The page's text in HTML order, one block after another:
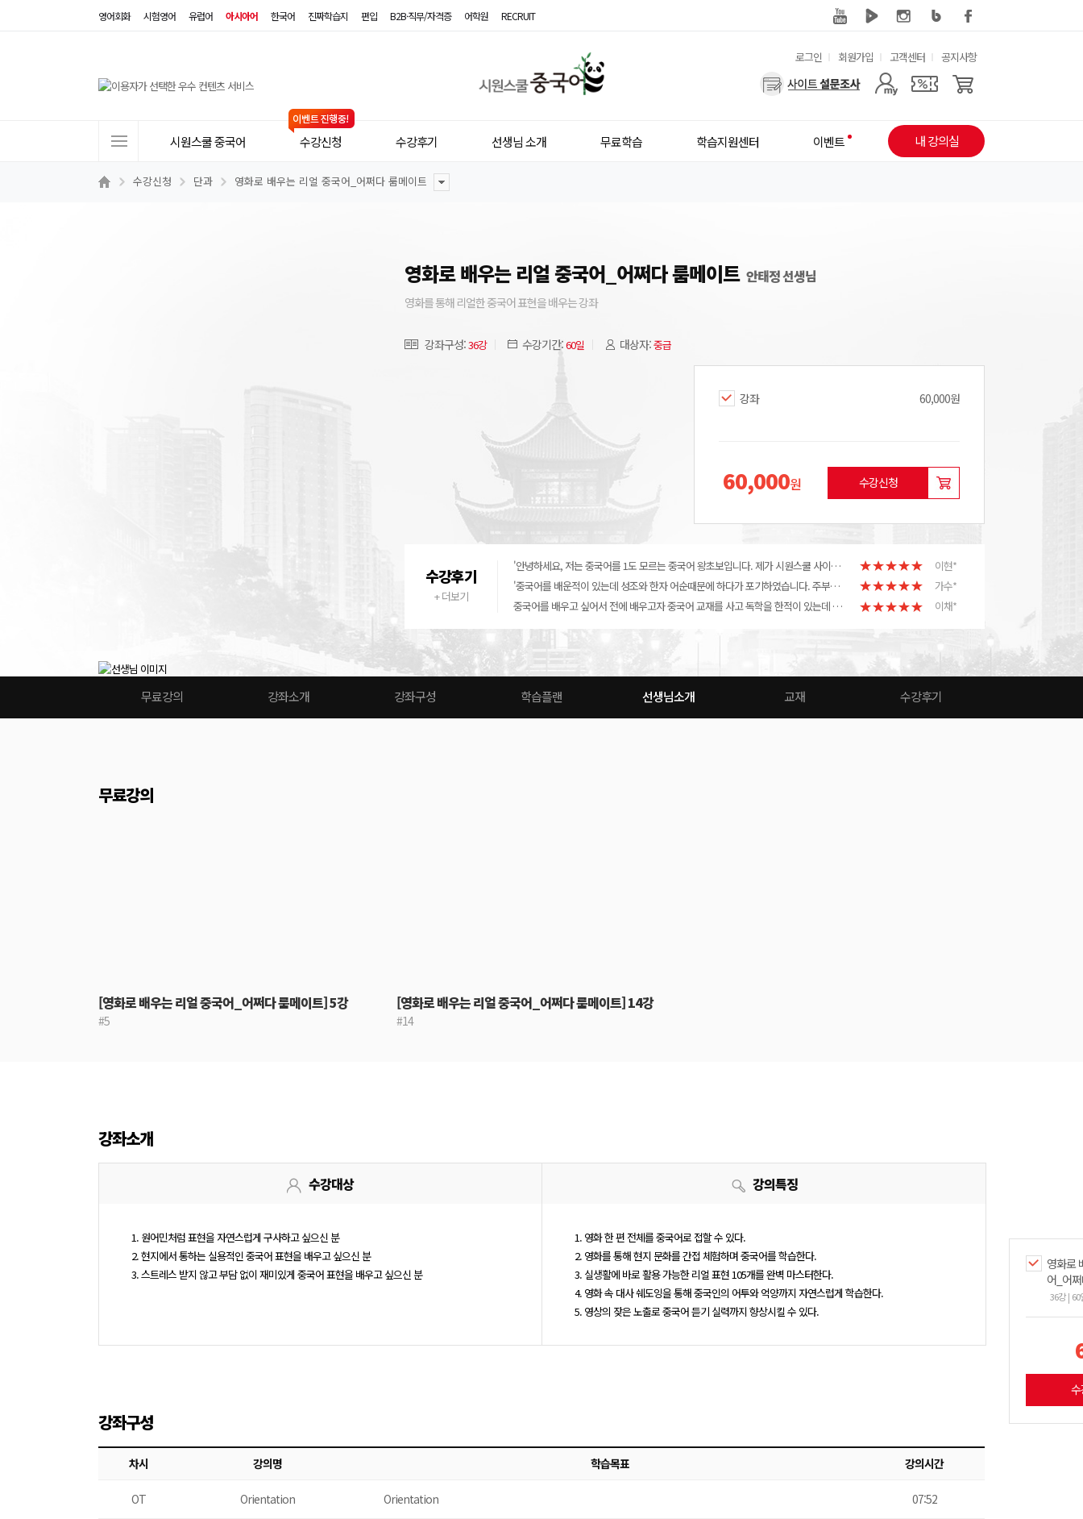
영어회화 시험영어 유럽어 아시아어 한국어 진짜학습지 편입 B2B·직무/자격증 어학원 RECRUIT
중
유
용
로그인 회원가입 고객센터 공지사항
사
트
시원스쿨 중국어 수강신청 수강후기 선생님 소개 무료학습 학습지원센터 이벤트 내 강의실
수강신청 단과 영화로 배우는 리얼 중국어_어쩌다 룸메이트
영화로 배우는 리얼 중국어_어쩌다 룸메이트 안태정 선생님
영화를 통해 리얼한 중국어 표현을 배우는 강좌
강좌구성:36강 수강기간:60일 대상자:중급
강좌 60,000원
60,000원 수강신청
장바구니
수강후기
+ 더보기
'안녕하세요, 저는 중국어를 1도 모르는 중국어 왕초보입니다. 제가 시원스쿨 사이트에 들어왔다가 우연찮게 태정쌤의 필수단어 강좌를 보게 되었습니다! 처음에는 그냥 어떤 강의일까 샘플강의를 보다가 저도 모르게 태정쌤의 매력에 푹 빠지게 되었습니다~ 중국어는 아무래도 한자때문에 거부감이 들었는데, 이 강좌는 한자 바로 아래에 한국어로 단어에 발음 표기를 해주셔서 왕초보인 제가 바로 중국어 단어를 배울 수 있어서 너무 좋았던 것 같아요 저처럼 한자가 부담스러워서 중국어를 안 배우셨다면 태정쌤의 강좌 강력 추천 드립니다!
이현*
'중국어를 배운적이 있는데 성조와 한자 어순때문에 하다가 포기하였습니다. 주부로 바쁘게 지내다가 시원스쿨 안태정선생님의 왕초보 강의를 듣고 넘 쉽게 재미있게 무엇보다 중국어 성조의 높낮이를 한글뜻에 성조 를 붙여서 읽어주시니 리듬감을 느끼게 되어 귀에 쏙쏙 들어오게되었고, 반복하여 읽어주시는 것을 그대로 따라하다보니 발음도 좋아지는것을 제 스스로가 느끼게 되었습니다. 안태정선생님의 왕초보 수업만 들었을뿐인데 거리에서 중국사람들이 하는 말 중 간단한 대화가 귀에 들려 넘 신기했습니다. 저처럼 한자 외우는것이 부담이 가거나 중국어를 쉽고 빠르게 재미있게 접하고 싶은분께 안태정선생님의 강의 를 강력 추천하고 싶네요.
가수*
중국어를 배우고 싶어서 전에 배우고자 중국어 교재를 사고 독학을 한적이 있는데 실력은 하나도 늘지 않았었어요. 그래서 이번에 시원스쿨 강의를 듣는 것을 조금 고민했었는데, 강의를 보고 나니까 고민했던게 후회될 정도로 너무 좋은 강의 더라고요! 솔직히 저는 왠만해서는 강의에 대한 평을 시간들여 가면서 까지 쓰지는 않는 편인데, 이 강의는 진짜 저만 들으면 아까울 정도로 너무 좋아서 후기를 쓰기로 했어요. 중국어에 대해서 어떤 것을 먼저 배워야 할지 모르겠어서 혼란 스러웠는데, 왕초보 강의를 듣기 잘한 것 같아요! 선생님께서 친절하게 설명해주시고 차근차근 알려주셔서 좋았어요! 다음에도 중국어에 대해 더 알고 싶은게 있다면 시원스쿨 중국어 강의를 고민하지 않고 신청할 것 같아요! 사실 저는 시원스쿨 말고도 중국어로 유명하다는 많은 인강을 들어 보았지만, 막상 효과가 있는 것 같지는 않았어요. 그래서 이번에도 안되면 진짜 안한다라는 다짐으로 시원 스쿨 중국어 강의를 들었는데, 어차피 시원스쿨이 마지막 일 것 같더라고요! 중국어를 깨우쳤기 때문이었어요! 시원스쿨 중국어 선생님께서 한 강의 마다 정성을 들여서 강의를 해 주셔서 귀찮다고 안 볼 수가 없었달까요? 시원스쿨 중국어 강의도 보고 중국어를 입으로 말하다 보니까 중국어가 술술 나오더라고요! 왕초보 강의 말고도 시원스쿨의 다양한 중국어 강의를 들으면서 , 한자공책에 중국어도 쓰면서 복습했더니, 중국어가 입에 붙더라고요. 쓰는 것도 함께 하다보니까 중국어를 쓰는 것도 많이 자연스러워 졌고요! 오늘도 중국어 강의 들으러 갑니다!
이채*
무료강의 강좌소개 강좌구성 학습플랜 선생님소개 교재 수강후기
무료강의
[영화로 배우는 리얼 중국어_어쩌다 룸메이트] 5강
#5
[영화로 배우는 리얼 중국어_어쩌다 룸메이트] 14강
#14
강좌소개
수강대상
1. 원어민처럼 표현을 자연스럽게 구사하고 싶으신 분
2. 현지에서 통하는 실용적인 중국어 표현을 배우고 싶으신 분
3. 스트레스 받지 않고 부담 없이 재미있게 중국어 표현을 배우고 싶으신 분
강의특징
1. 영화 한 편 전체를 중국어로 접할 수 있다.
2. 영화를 통해 현지 문화를 간접 체험하며 중국어를 학습한다.
3. 실생활에 바로 활용 가능한 리얼 표현 105개를 완벽 마스터한다.
4. 영화 속 대사 쉐도잉을 통해 중국인의 어투와 억양까지 자연스럽게 학습한다.
5. 영상의 잦은 노출로 중국어 듣기 실력까지 향상시킬 수 있다.
강좌구성
차시 강의명 학습목표 강의시간
OT Orientation Orientation 07:52
영화로
어_어
36강 60